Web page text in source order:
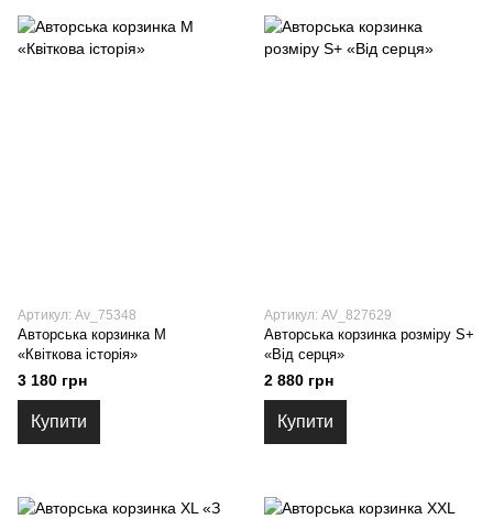
Артикул: Av_75348
Авторська корзинка М
«Квіткова історія»
3 180 грн
Купити
Артикул: AV_827629
Авторська корзинка розміру S+
«Від серця»
2 880 грн
Купити